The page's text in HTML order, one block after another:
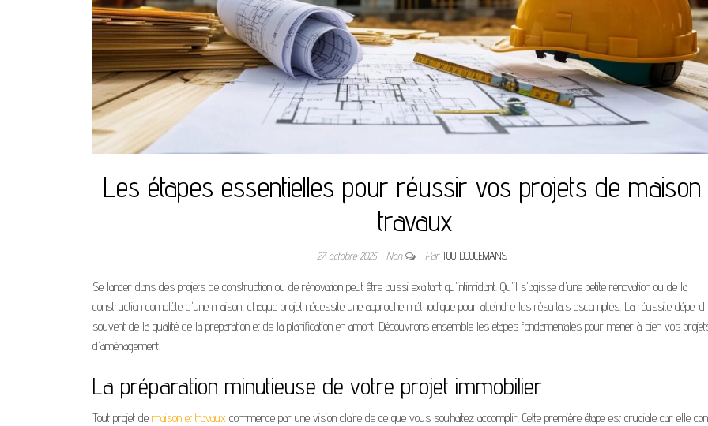
Les étapes essentielles pour réussir vos projets de
travaux
27 octobre 2025 Non ParTOUTDOUCEMANS
Se lancer dans des projets de construction ou de rénovation peut être aussi exaltant qu'intimidant. Qu'il s'agisse d'une petite rénovation ou de la
construction complète d'une maison, chaque projet nécessite une approche méthodique pour atteindre les résultats escomptés. La réussite dépend
souvent de la qualité de la préparation et de la planification en amont. Découvrons ensemble les étapes fondamentales pour mener à bien vos
d'aménagement.
La préparation minutieuse de votre projet immobilier
Tout projet de maison et travaux commence par une vision claire de ce que vous souhaitez accomplir. Cette première étape est cruciale car elle